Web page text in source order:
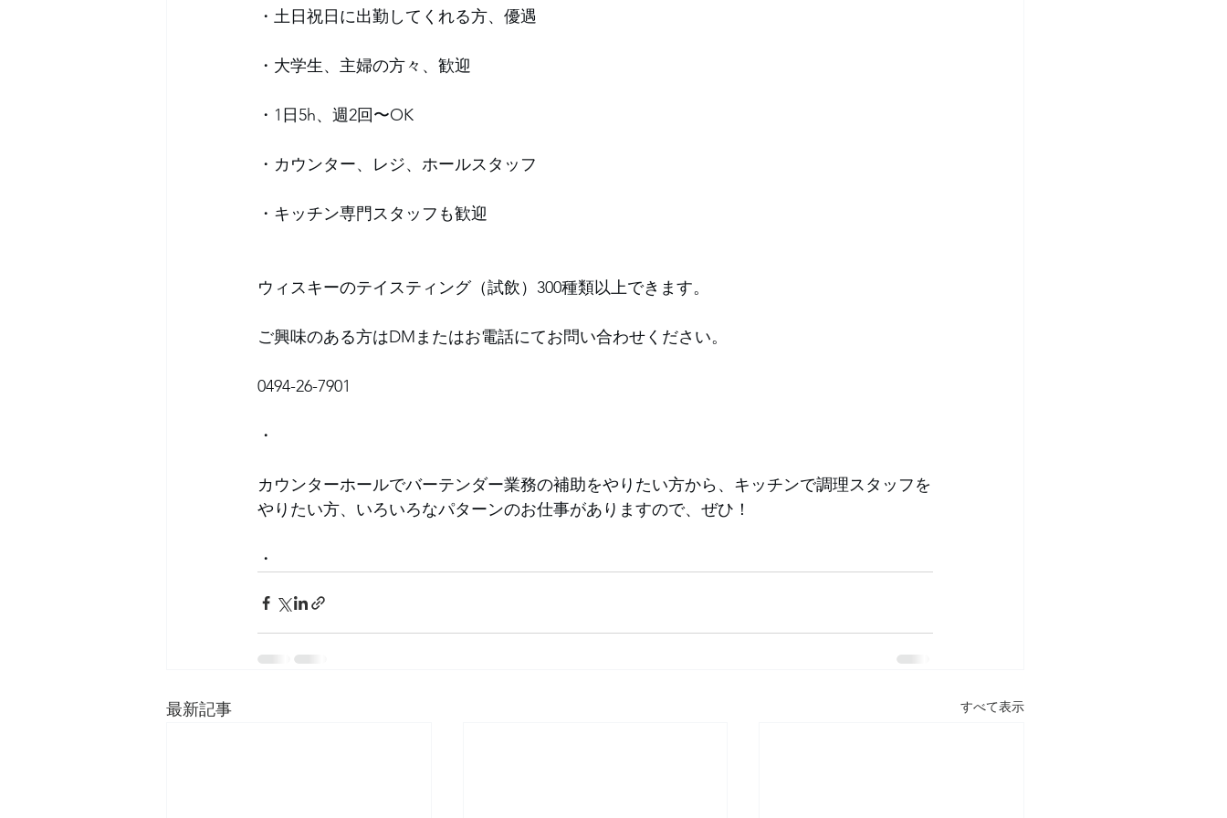
・土日祝日に出勤してくれる方、優遇
・大学生、主婦の方々、歓迎
・1日5h、週2回〜OK
・カウンター、レジ、ホールスタッフ
・キッチン専門スタッフも歓迎
ウィスキーのテイスティング（試飲）300種類以上できます。
ご興味のある方はDMまたはお電話にてお問い合わせください。
0494-26-7901
・
カウンターホールでバーテンダー業務の補助をやりたい方から、キッチンで調理スタッフを
やりたい方、いろいろなパターンのお仕事がありますので、ぜひ！
・
最新記事 すべて表示